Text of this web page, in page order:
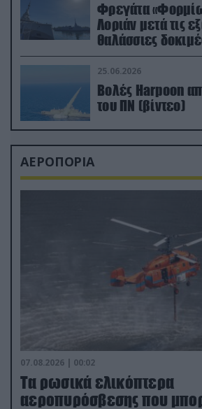
Φρεγάτα
Λοριάν μετά τις
θαλάσσιες δοκιμές στον
απαιτητικό
25.06.2026
Βολές Harpoon
του ΠΝ (βίντεο)
ΑΕΡΟΠΟΡΙΑ
07.08.2026 | 00:02
Τα ρωσικά ελικόπτερα
αεροπυρόσβεσης που